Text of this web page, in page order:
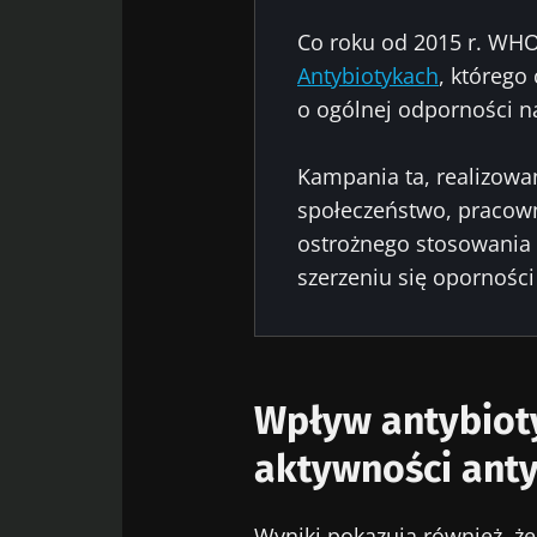
Co roku od 2015 r.
Antybiotykach, którego
o ogólnej odporności
Kampania ta,
społeczeństwo,
ostrożnego
szerzeniu się
Wpływ
aktywności